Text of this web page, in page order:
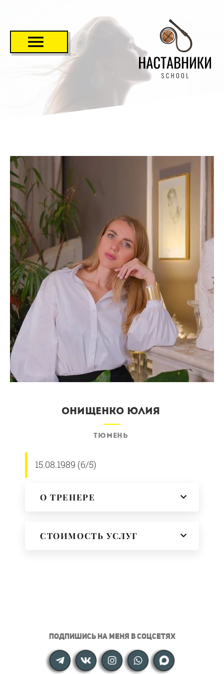
Онищенко Юлия
Тюмень
15.08.1989 (6/5)
О ТРЕНЕРЕ
СТОИМОСТЬ УСЛУГ
ПОДПИШИСЬ НА МЕНЯ В СОЦСЕТЯХ